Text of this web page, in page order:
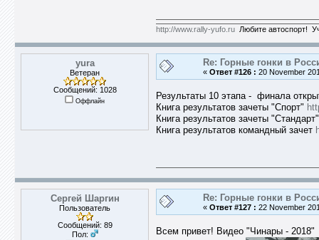
http://www.rally-yufo.ru Любите автоспорт!
yura
Ветеран
Сообщений: 1028
Оффлайн
Re: Горные гонки в
« Ответ #126 : 20 November
Результаты 10 этапа - финала
Книга результатов зачеты "Спорт"
Книга результатов зачеты
Книга результатов командный зачет
Сергей Шаргин
Пользователь
Сообщений: 89
Пол:
Re: Горные гонки в
« Ответ #127 : 22 November
Всем привет! Видео "Чинары - 2018"